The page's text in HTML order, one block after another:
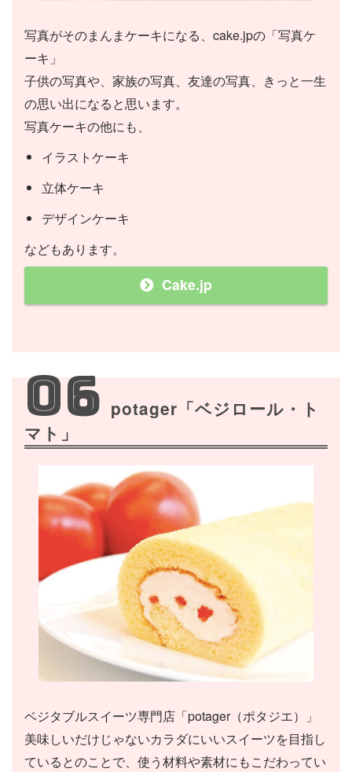
写真がそのまんまケーキになる、cake.jpの「写真ケ
ーキ」
子供の写真や、家族の写真、友達の写真、きっと一生
の思い出になると思います。
写真ケーキの他にも、
イラストケーキ
立体ケーキ
デザインケーキ
などもあります。
Cake.jp
06 potager「ベジロール・ト
マト」
ベジタブルスイーツ専門店「potager（ポタジエ）」
美味しいだけじゃないカラダにいいスイーツを目指し
ているとのことで、使う材料や素材にもこだわってい